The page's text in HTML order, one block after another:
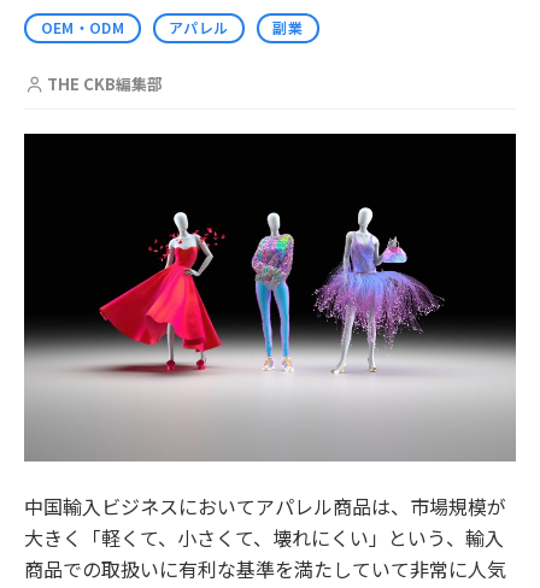
OEM・ODM アパレル 副業
THE CKB編集部
中国輸入ビジネスにおいてアパレル商品は、市場規模が
大きく「軽くて、小さくて、壊れにくい」という、輸入
商品での取扱いに有利な基準を満たしていて非常に人気